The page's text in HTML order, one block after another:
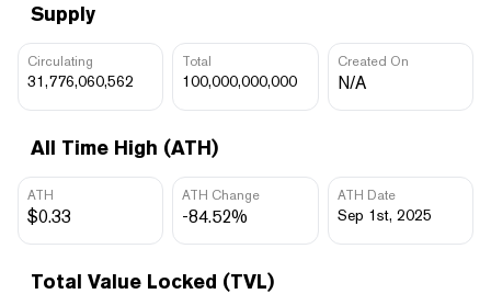
Supply
Circulating
31,776,060,562
Total
100,000,000,000
Created On
N/A
All Time High (ATH)
ATH
$0.33
ATH Change
-84.52%
ATH Date
Sep 1st, 2025
Total Value Locked (TVL)